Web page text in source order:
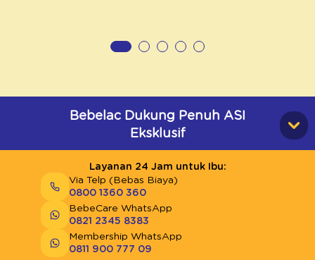
Bebelac Dukung Penuh ASI
Eksklusif
Layanan 24 Jam untuk Ibu:
Via Telp (Bebas Biaya)
0800 1360 360
BebeCare WhatsApp
0821 2345 8383
Membership WhatsApp
0811 900 777 09